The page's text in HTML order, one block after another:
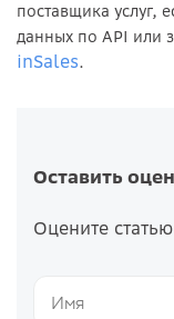
поставщика услуг,
данных по API или
inSales.
Оставить
Оцените статью